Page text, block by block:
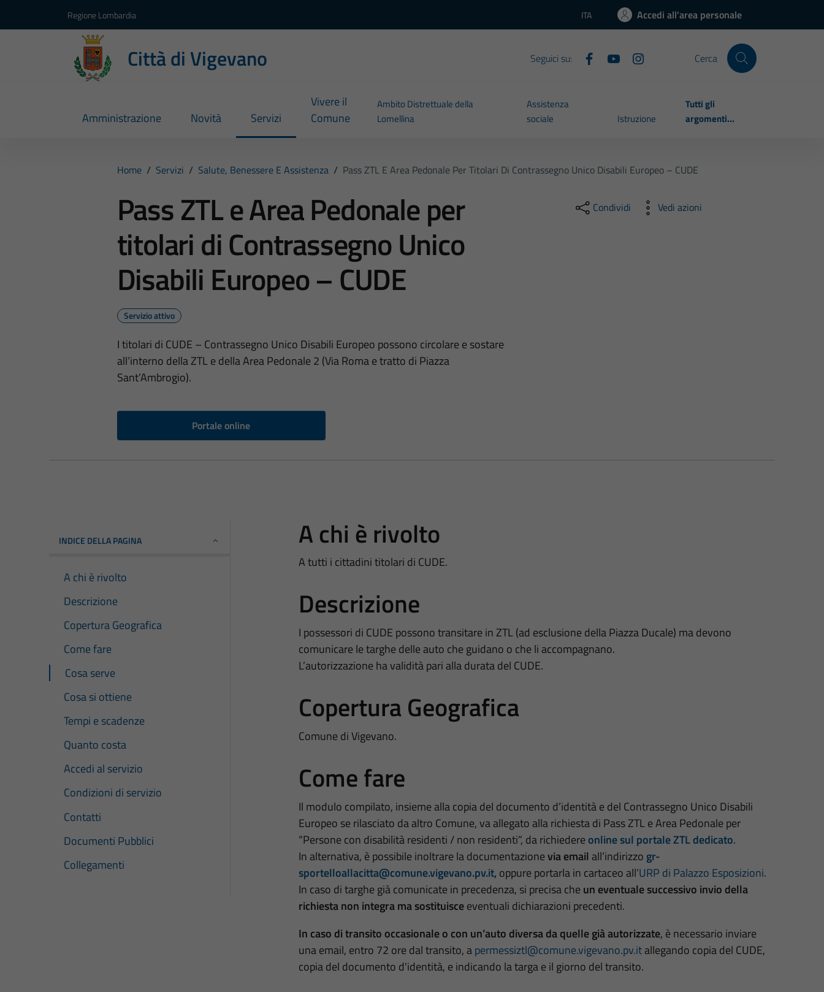
Regione Lombardia Lingua attiva:
ITA Accedi all'area personale
Città di Vigevano Seguici su: Cerca
Amministrazione Novità Servizi
Vivere il
Comune
Ambito Distrettuale della
Lomellina
Assistenza
sociale
Istruzione
Tutti gli
argomenti...
Home / Servizi / Salute, Benessere E Assistenza / Pass ZTL E Area Pedonale Per Titolari Di Contrassegno Unico Disabili Europeo – CUDE
Pass ZTL e Area Pedonale per
titolari di Contrassegno Unico
Disabili Europeo – CUDE
Servizio attivo
I titolari di CUDE – Contrassegno Unico Disabili Europeo possono circolare e sostare
all’interno della ZTL e della Area Pedonale 2 (Via Roma e tratto di Piazza
Sant’Ambrogio).
Portale online
Condividi Vedi azioni
INDICE DELLA PAGINA
A chi è rivolto
Descrizione
Copertura Geografica
Come fare
Cosa serve
Cosa si ottiene
Tempi e scadenze
Quanto costa
Accedi al servizio
Condizioni di servizio
Contatti
Documenti Pubblici
Collegamenti
A chi è rivolto
A tutti i cittadini titolari di CUDE.
Descrizione
I possessori di CUDE possono transitare in ZTL (ad esclusione della Piazza Ducale) ma devono
comunicare le targhe delle auto che guidano o che li accompagnano.
L’autorizzazione ha validità pari alla durata del CUDE.
Copertura Geografica
Comune di Vigevano.
Come fare
Il modulo compilato, insieme alla copia del documento d’identità e del Contrassegno Unico Disabili
Europeo se rilasciato da altro Comune, va allegato alla richiesta di Pass ZTL e Area Pedonale per
“Persone con disabilità residenti / non residenti”, da richiedereonline sul portale ZTL dedicato.
In alternativa, è possibile inoltrare la documentazionevia email all’indirizzo gr-
sportelloallacitta@comune.vigevano.pv.it,oppure portarla in cartaceo all’URP di Palazzo Esposizioni.
In caso di targhe già comunicate in precedenza, si precisa che un eventuale successivo invio della
richiesta non integra ma sostituisceeventuali dichiarazioni precedenti.
In caso di transito occasionale o con un’auto diversa da quelle già autorizzate, è necessario inviare
una email, entro 72 ore dal transito, apermessiztl@comune.vigevano.pv.itallegando copia del CUDE,
copia del documento d'identità, e indicando la targa e il giorno del transito.